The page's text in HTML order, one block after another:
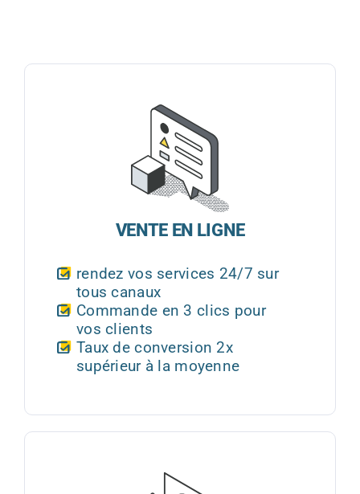
VENTE EN LIGNE
rendez vos services 24/7 sur
tous canaux
Commande en 3 clics pour
vos clients
Taux de conversion 2x
supérieur à la moyenne